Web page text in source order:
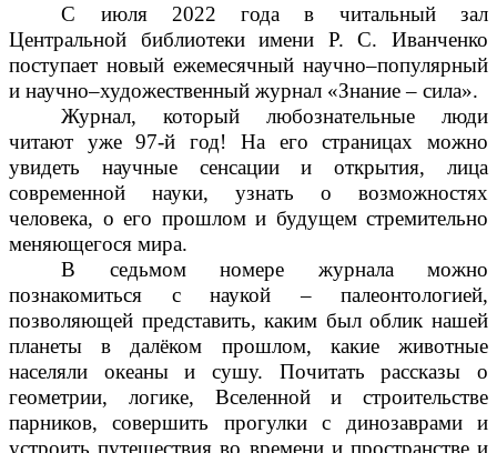
С июля 2022 года в читальный зал
Центральной библиотеки имени Р. С. Иванченко
поступает новый ежемесячный научно–популярный
и научно–художественный журнал «Знание – сила».
Журнал, который любознательные люди
читают уже 97-й год! На его страницах можно
увидеть научные сенсации и открытия, лица
современной науки, узнать о возможностях
человека, о его прошлом и будущем стремительно
меняющегося мира.
В седьмом номере журнала можно
познакомиться с наукой – палеонтологией,
позволяющей представить, каким был облик нашей
планеты в далёком прошлом, какие животные
населяли океаны и сушу. Почитать рассказы о
геометрии, логике, Вселенной и строительстве
парников, совершить прогулки с динозаврами и
устроить путешествия во времени и пространстве и